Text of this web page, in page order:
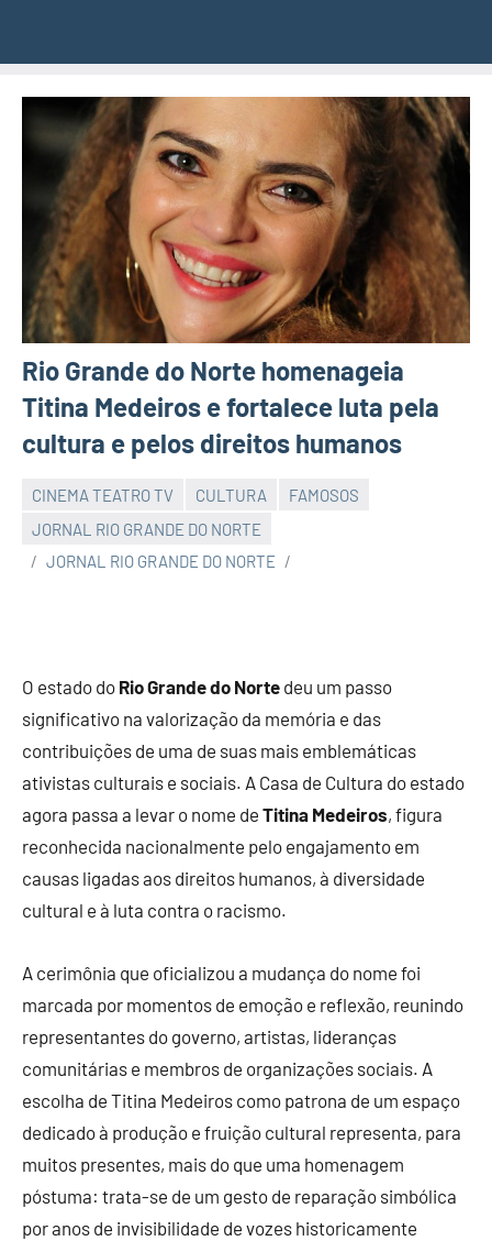
Rio Grande do Norte homenageia
Titina Medeiros e fortalece luta pela
cultura e pelos direitos humanos
CINEMA TEATRO TV CULTURA
FAMOSOS
JORNAL RIO GRANDE DO NORTE
JORNAL RIO GRANDE DO NORTE
O estado do Rio Grande do Norte deu um passo
significativo na valorização da memória e das
contribuições de uma de suas mais emblemáticas
ativistas culturais e sociais. A Casa de Cultura do estado
agora passa a levar o nome de Titina Medeiros, figura
reconhecida nacionalmente pelo engajamento em
causas ligadas aos direitos humanos, à diversidade
cultural e à luta contra o racismo.
A cerimônia que oficializou a mudança do nome foi
marcada por momentos de emoção e reflexão, reunindo
representantes do governo, artistas, lideranças
comunitárias e membros de organizações sociais. A
escolha de Titina Medeiros como patrona de um espaço
dedicado à produção e fruição cultural representa, para
muitos presentes, mais do que uma homenagem
póstuma: trata-se de um gesto de reparação simbólica
por anos de invisibilidade de vozes historicamente